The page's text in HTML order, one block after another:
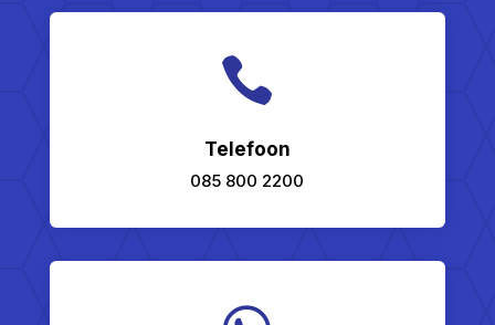

Telefoon
085 800 2200